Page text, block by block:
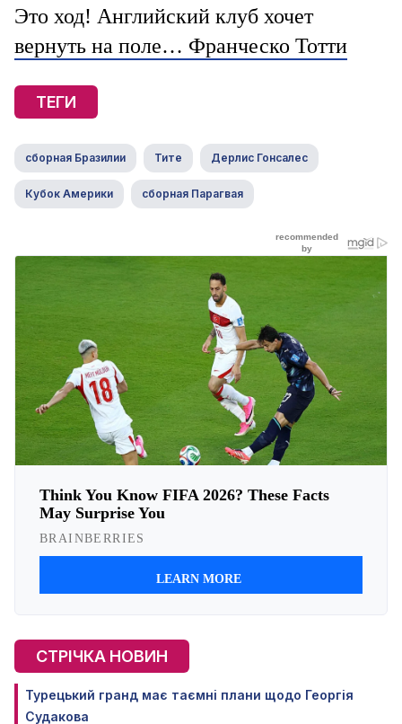
Это ход! Английский клуб хочет
вернуть на поле… Франческо Тотти
ТЕГИ
сборная Бразилии Тите Дерлис Гонсалес
Кубок Америки сборная Парагвая
СТРІЧКА НОВИН
Турецький гранд має таємні плани щодо Георгія
Судакова